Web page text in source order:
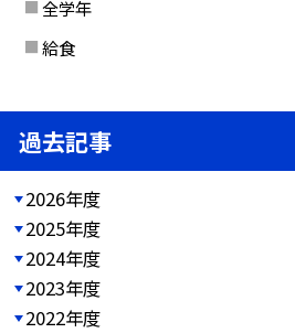
全学年
給食
過去記事
2026年度
2025年度
2024年度
2023年度
2022年度